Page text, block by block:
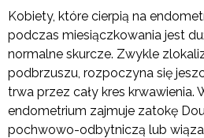
Kobiety, które cierpią na
podczas miesiączkowania jest
normalne skurcze. Zwykle
podbrzuszu, rozpoczyna się
trwa przez cały kres krwawienia.
endometrium zajmuje zatokę
pochwowo-odbytniczą lub